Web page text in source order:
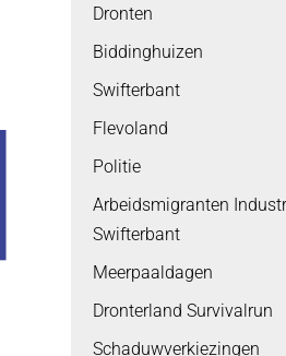
Dronten
Biddinghuizen
Swifterbant
Flevoland
Politie
Arbeidsmigranten
Swifterbant
Meerpaaldagen
Dronterland Survivalrun
Schaduwverkiezingen